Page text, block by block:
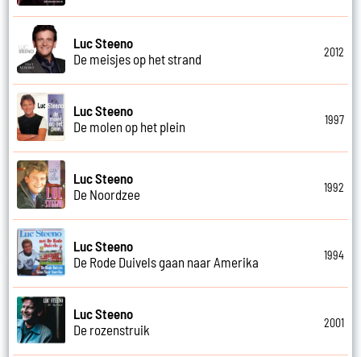
Luc Steeno
De meisjes op het strand
2012
Luc Steeno
De molen op het plein
1997
Luc Steeno
De Noordzee
1992
Luc Steeno
De Rode Duivels gaan naar Amerika
1994
Luc Steeno
De rozenstruik
2001